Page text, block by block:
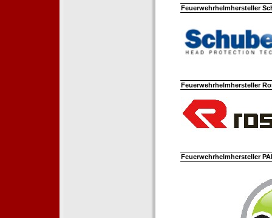
Feuerwehrhelmhersteller
Feuerwehrhelmhersteller
Feuerwehrhelmhersteller